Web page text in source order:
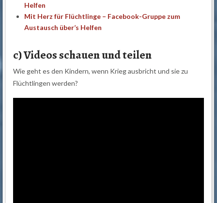
Helfen
Mit Herz für Flüchtlinge – Facebook-Gruppe zum
Austausch über’s Helfen
c) Videos schauen und teilen
Wie geht es den Kindern, wenn Krieg ausbricht und sie zu
Flüchtlingen werden?